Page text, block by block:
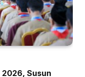
2026, Susun